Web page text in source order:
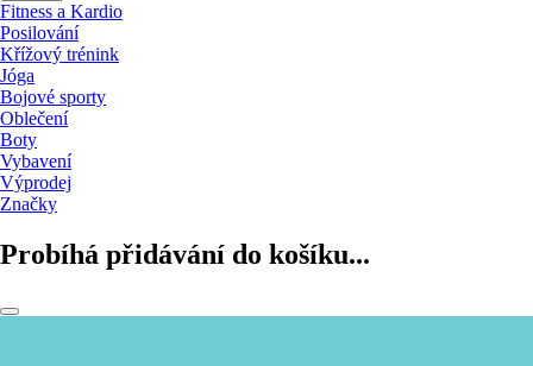
Fitness a Kardio
Posilování
Křížový trénink
Jóga
Bojové sporty
Oblečení
Boty
Vybavení
Výprodej
Značky
Probíhá přidávání do košíku...